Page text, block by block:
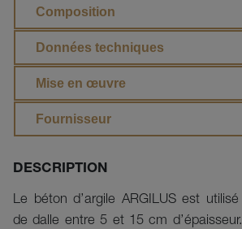
Composition
Données techniques
Mise en œuvre
Fournisseur
DESCRIPTION
Le béton d’argile ARGILUS est
de dalle entre 5 et 15 cm